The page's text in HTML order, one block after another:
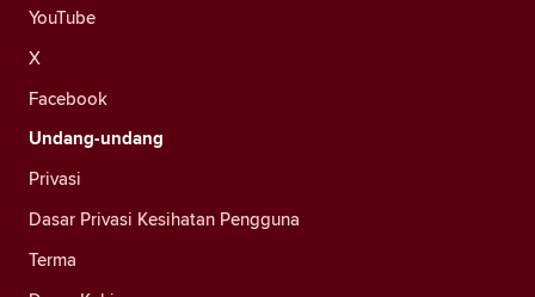
YouTube
X
Facebook
Undang-undang
Privasi
Dasar Privasi Kesihatan Pengguna
Terma